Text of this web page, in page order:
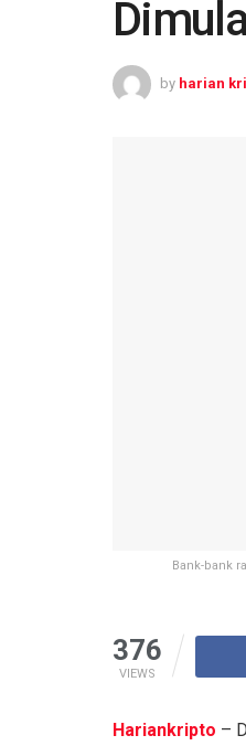
by harian
Bank-bank
376
VIEWS
Hariankripto –